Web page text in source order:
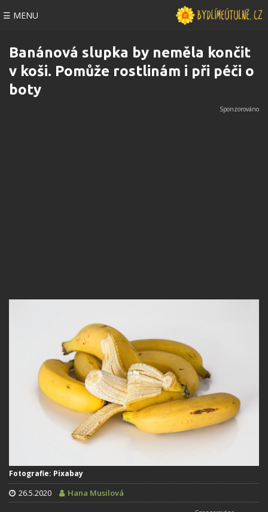
☰ MENU
Banánová slupka by neměla končit
v koši. Pomůže rostlinám i při péči o
boty
Fotografie: Pixabay
26.5.2020 Hana Musilová